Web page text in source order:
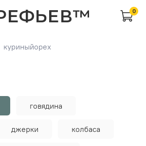
0
куриныйорех
говядина
джерки колбаса